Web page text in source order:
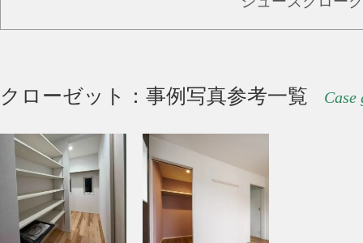
クローゼット：事例写真参考一覧